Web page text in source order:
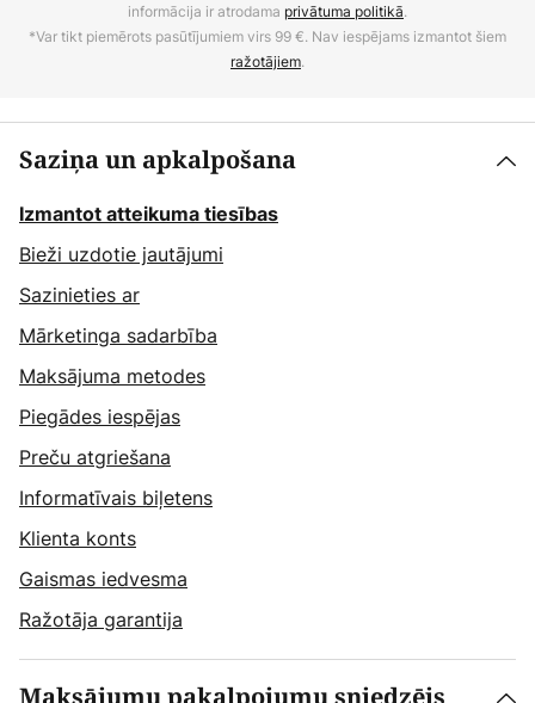
informācija ir atrodama privātuma politikā.
*Var tikt piemērots pasūtījumiem virs 99 €. Nav iespējams izmantot šiem
ražotājiem.
Saziņa un apkalpošana
Izmantot atteikuma tiesības
Bieži uzdotie jautājumi
Sazinieties ar
Mārketinga sadarbība
Maksājuma metodes
Piegādes iespējas
Preču atgriešana
Informatīvais biļetens
Klienta konts
Gaismas iedvesma
Ražotāja garantija